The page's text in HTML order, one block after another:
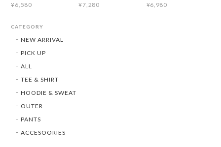
¥6,580
¥7,280
¥6,980
CATEGORY
NEW ARRIVAL
PICK UP
ALL
TEE & SHIRT
HOODIE & SWEAT
OUTER
PANTS
ACCESOORIES